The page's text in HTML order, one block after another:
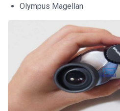
Olympus Magellan